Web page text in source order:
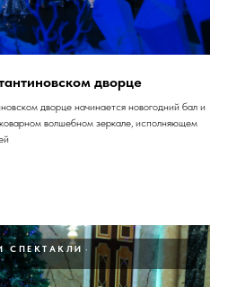
дворце
дворце начинается новогодний бал и
волшебном зеркале, исполняющем
СПЕКТАКЛИ